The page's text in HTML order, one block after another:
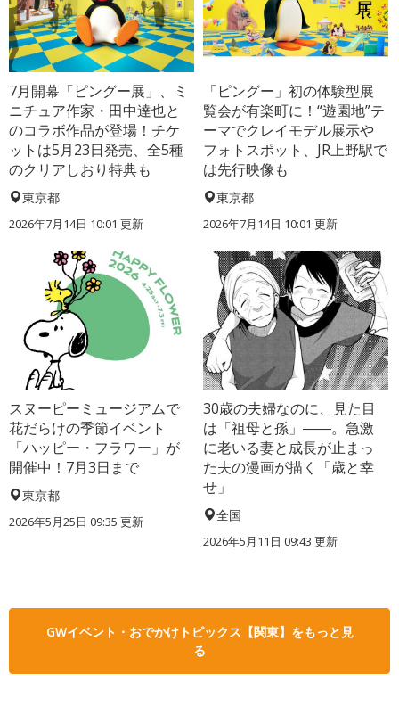
7月開幕「ピングー展」、ミ
ニチュア作家・田中達也と
のコラボ作品が登場！チケ
ットは5月23日発売、全5種
のクリアしおり特典も
東京都
2026年7月14日 10:01 更新
「ピングー」初の体験型展
覧会が有楽町に！“遊園地”テ
ーマでクレイモデル展示や
フォトスポット、JR上野駅で
は先行映像も
東京都
2026年7月14日 10:01 更新
スヌーピーミュージアムで
花だらけの季節イベント
「ハッピー・フラワー」が
開催中！7月3日まで
東京都
2026年5月25日 09:35 更新
30歳の夫婦なのに、見た目
は「祖母と孫」――。急激
に老いる妻と成長が止まっ
た夫の漫画が描く「歳と幸
せ」
全国
2026年5月11日 09:43 更新
GWイベント・おでかけトピックス【関東】をもっと見
る